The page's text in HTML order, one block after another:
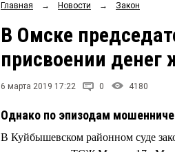
Главная → Новости → Закон
В Омске
присвоении денег
6 марта 2019 17:22 0 4180
Однако по эпизодам
В Куйбышевском районном суде